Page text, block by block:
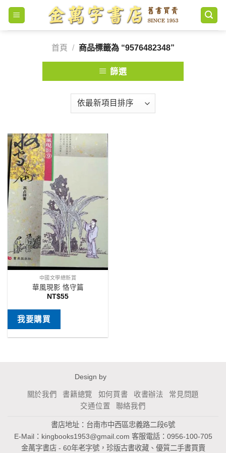
Skip
content
首頁
/ 商品標籤為 “9576482348”
篩選
中國文學總新賞
華風現影 恪守篇
NT$55
我要購買
Design by
關於我們 書籍總覽 如何買書 收書辦法
常見問題
交通位置
聯絡我們
書店地址：台南市中西區忠義路二段6號
E-Mail： kingbooks1953@gmail.com 客服電話：0956-100-705
金萬字書店 - 60年老字號，珍版古書收藏、優質二手書買賣